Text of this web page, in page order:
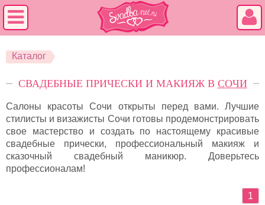
Каталог
СВАДЕБНЫЕ ПРИЧЕСКИ И МАКИЯЖ В СОЧИ
Салоны красоты Сочи открыты перед вами. Лучшие
стилисты и визажисты Сочи готовы продемонстрировать
свое мастерство и создать по настоящему красивые
свадебные прически, профессиональный макияж и
сказочный свадебный маникюр. Доверьтесь
профессионалам!
1